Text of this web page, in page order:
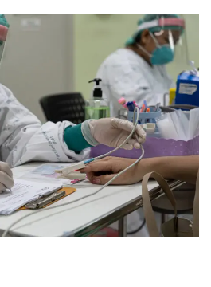
13
प्रतिशत
गिरावट
दर्ज
की
गई।
विश्व
स्तर
पर
अभी